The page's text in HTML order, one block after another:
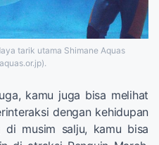
tarik utama Shimane Aquas
kamu juga bisa melihat
dengan kehidupan
di musim salju, kamu bisa